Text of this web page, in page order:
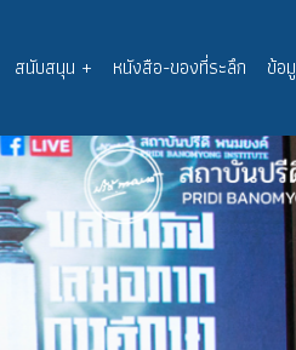
สนับสนุน + หนังสือ-ของที่ระลึก ข้อ